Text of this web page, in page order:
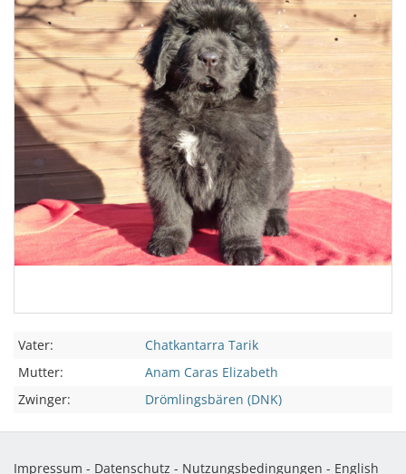
Vater:
Chatkantarra Tarik
Mutter:
Anam Caras Elizabeth
Zwinger:
Drömlingsbären (DNK)
Impressum - Datenschutz - Nutzungsbedingungen - English